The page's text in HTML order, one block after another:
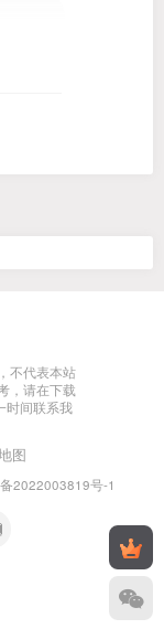
不代表本站
，请在下载
时间联系我
图
2022003819号-1